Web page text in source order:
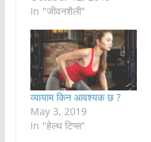
In "जीवनशैली"
व्यायाम किन आवश्यक छ ?
May 3, 2019
In "हेल्थ टिप्स"